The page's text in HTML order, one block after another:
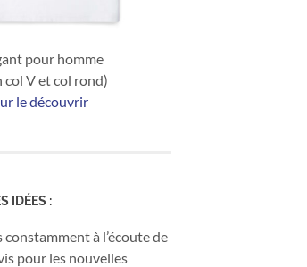
pour homme
col V et col rond)
le découvrir
IDÉES :
constamment à l’écoute de
pour les nouvelles